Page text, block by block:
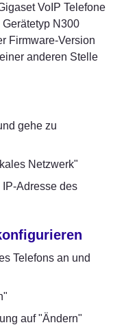
VoIP Telefone
N300
Firmware-Version
anderen Stelle
gehe zu
Netzwerk"
IP-Adresse des
Telefons an und
auf "Ändern"